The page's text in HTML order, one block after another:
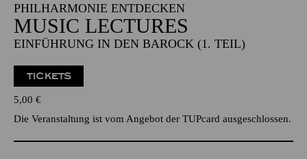
PHILHARMONIE ENTDECKEN
MUSIC LECTURES
EINFÜHRUNG IN DEN BAROCK (1. TEIL)
TICKETS
5,00 €
Die Veranstaltung ist vom Angebot der TUPcard ausgeschlossen.